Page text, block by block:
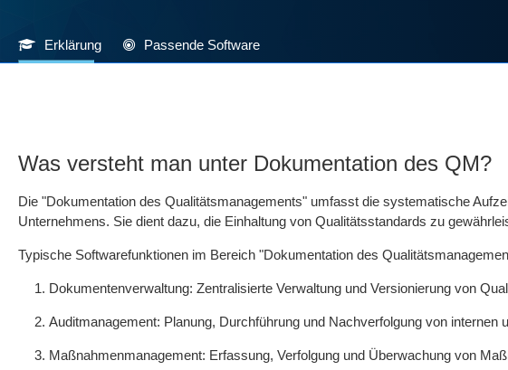
Erklärung Passende Software
Was versteht man unter Dokumentation des QM?
Die "Dokumentation des Qualitätsmanagements" umfasst die systematische
Unternehmens. Sie dient dazu, die Einhaltung von Qualitätsstandards zu
Typische Softwarefunktionen im Bereich "Dokumentation des
Dokumentenverwaltung: Zentralisierte Verwaltung und Versionierung von
Auditmanagement: Planung, Durchführung und Nachverfolgung von
Maßnahmenmanagement: Erfassung, Verfolgung und Überwachung von